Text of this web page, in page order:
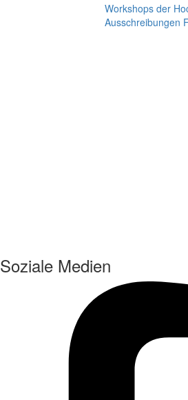
Workshops der
Ausschreibungen
Soziale Medien